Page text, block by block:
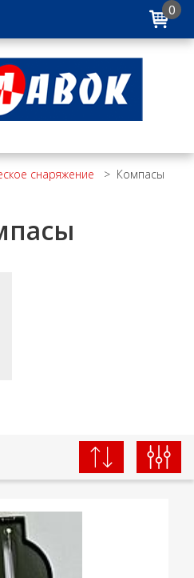
0
снаряжение > Компасы